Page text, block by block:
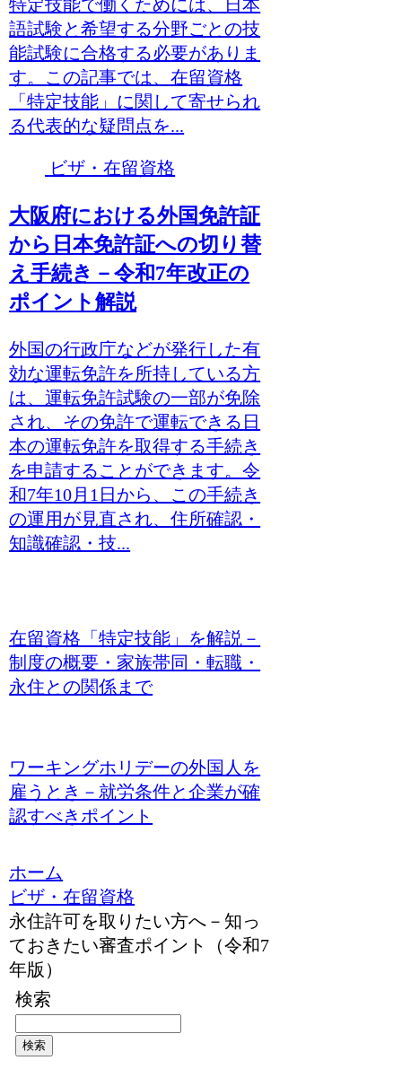
特定技能で働くためには、日本
語試験と希望する分野ごとの技
能試験に合格する必要がありま
す。この記事では、在留資格
「特定技能」に関して寄せられ
る代表的な疑問点を...
ビザ・在留資格
大阪府における外国免許証
から日本免許証への切り替
え手続き－令和7年改正の
ポイント解説
外国の行政庁などが発行した有
効な運転免許を所持している方
は、運転免許試験の一部が免除
され、その免許で運転できる日
本の運転免許を取得する手続き
を申請することができます。令
和7年10月1日から、この手続き
の運用が見直され、住所確認・
知識確認・技...
在留資格「特定技能」を解説－
制度の概要・家族帯同・転職・
永住との関係まで
ワーキングホリデーの外国人を
雇うとき－就労条件と企業が確
認すべきポイント
ホーム
ビザ・在留資格
永住許可を取りたい方へ－知っ
ておきたい審査ポイント（令和7
年版）
検索
検索